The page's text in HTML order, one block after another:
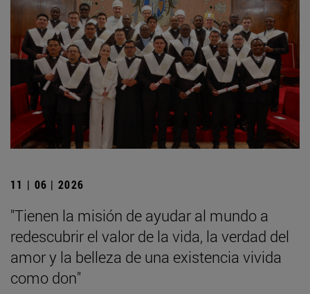
11 | 06 | 2026
"Tienen la misión de ayudar al mundo a
redescubrir el valor de la vida, la verdad del
amor y la belleza de una existencia vivida
como don"